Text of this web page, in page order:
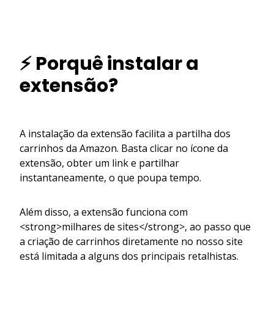
⚡ Porquê instalar a
extensão?
A instalação da extensão facilita a partilha dos
carrinhos da Amazon. Basta clicar no ícone da
extensão, obter um link e partilhar
instantaneamente, o que poupa tempo.
Além disso, a extensão funciona com
<strong>milhares de sites</strong>, ao passo que
a criação de carrinhos diretamente no nosso site
está limitada a alguns dos principais retalhistas.